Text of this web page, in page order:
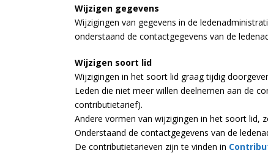
Wijzigen gegevens
Wijzigingen van gegevens in de
onderstaand de contactgegevens van de
Wijzigen soort lid
Wijzigingen in het soort lid graag tijdig
Leden die niet meer willen deelnemen aan de
contributietarief).
Andere vormen van wijzigingen in het soort lid,
Onderstaand de contactgegevens van de
De contributietarieven zijn te vinden in